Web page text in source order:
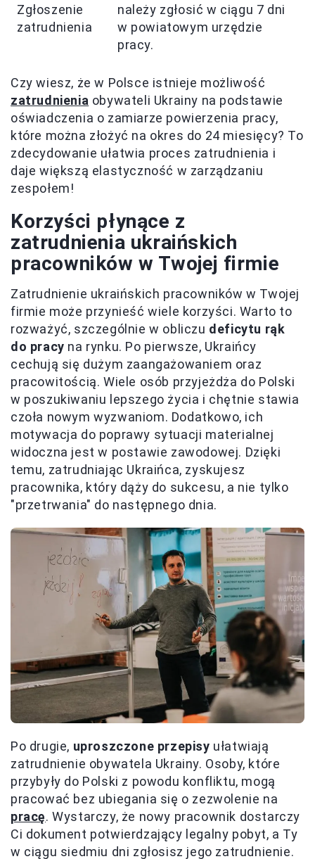
Zgłoszenie
zatrudnienia
należy zgłosić w ciągu 7 dni
w powiatowym urzędzie
pracy.
Czy wiesz, że w Polsce istnieje możliwość
zatrudnienia obywateli Ukrainy na podstawie
oświadczenia o zamiarze powierzenia pracy,
które można złożyć na okres do 24 miesięcy? To
zdecydowanie ułatwia proces zatrudnienia i
daje większą elastyczność w zarządzaniu
zespołem!
Korzyści płynące z
zatrudnienia ukraińskich
pracowników w Twojej firmie
Zatrudnienie ukraińskich pracowników w Twojej
firmie może przynieść wiele korzyści. Warto to
rozważyć, szczególnie w obliczu deficytu rąk
do pracy na rynku. Po pierwsze, Ukraińcy
cechują się dużym zaangażowaniem oraz
pracowitością. Wiele osób przyjeżdża do Polski
w poszukiwaniu lepszego życia i chętnie stawia
czoła nowym wyzwaniom. Dodatkowo, ich
motywacja do poprawy sytuacji materialnej
widoczna jest w postawie zawodowej. Dzięki
temu, zatrudniając Ukraińca, zyskujesz
pracownika, który dąży do sukcesu, a nie tylko
"przetrwania" do następnego dnia.
Po drugie, uproszczone przepisy ułatwiają
zatrudnienie obywatela Ukrainy. Osoby, które
przybyły do Polski z powodu konfliktu, mogą
pracować bez ubiegania się o zezwolenie na
pracę. Wystarczy, że nowy pracownik dostarczy
Ci dokument potwierdzający legalny pobyt, a Ty
w ciągu siedmiu dni zgłosisz jego zatrudnienie.